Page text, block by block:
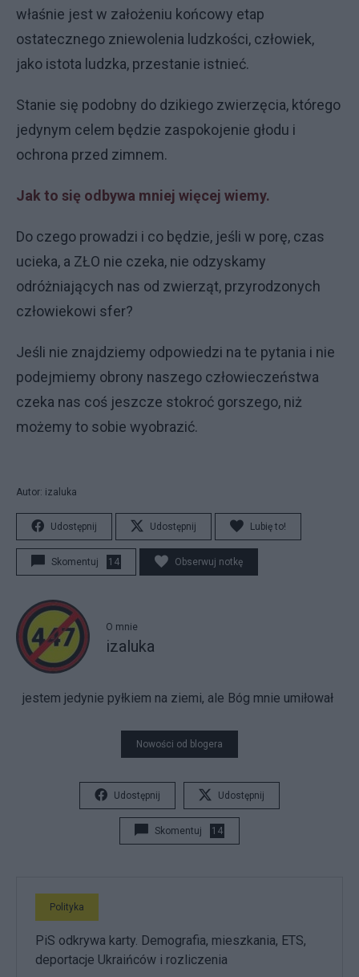
właśnie jest w założeniu końcowy etap
ostatecznego zniewolenia ludzkości, człowiek,
jako istota ludzka, przestanie istnieć.
Stanie się podobny do dzikiego zwierzęcia, którego
jedynym celem będzie zaspokojenie głodu i
ochrona przed zimnem.
Jak to się odbywa mniej więcej wiemy.
Do czego prowadzi i co będzie, jeśli w porę, czas
ucieka, a ZŁO nie czeka, nie odzyskamy
odróżniających nas od zwierząt, przyrodzonych
człowiekowi sfer?
Jeśli nie znajdziemy odpowiedzi na te pytania i nie
podejmiemy obrony naszego człowieczeństwa
czeka nas coś jeszcze stokroć gorszego, niż
możemy to sobie wyobrazić.
Autor: izaluka
Udostępnij Udostępnij Lubię to!
Skomentuj 14 Obserwuj notkę
O mnie
izaluka
jestem jedynie pyłkiem na ziemi, ale Bóg mnie umiłował
Nowości od blogera
Udostępnij Udostępnij
Skomentuj 14
Polityka
PiS odkrywa karty. Demografia, mieszkania, ETS,
deportacje Ukraińców i rozliczenia